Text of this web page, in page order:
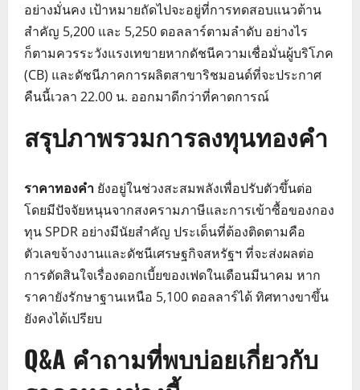
อย่างมั่นคง เป้าหมายถัดไปจะอยู่ที่การทดสอบแนวต้าน
สำคัญ 5,200 และ 5,250 ดอลลาร์ตามลำดับ อย่างไร
ก็ตามควรระวังแรงเทขายหากดัชนีความเชื่อมั่นผู้บริโภค
(CB) และดัชนีภาคการผลิตสาขาริชมอนด์ที่จะประกาศ
คืนนี้เวลา 22.00 น. ออกมาดีกว่าที่คาดการณ์
สรุปภาพรวมการลงทุนทองคำ
ราคาทองคำ ยังอยู่ในช่วงสะสมพลังเพื่อปรับตัวขึ้นต่อ
โดยมีปัจจัยหนุนจากสงครามภาษีและการเข้าซื้อของกอง
ทุน SPDR อย่างมีนัยสำคัญ ประเด็นที่ต้องติดตามคือ
ตัวเลขจ้างงานและดัชนีเศรษฐกิจสหรัฐฯ ที่จะส่งผลต่อ
การตัดสินใจเรื่องดอกเบี้ยของเฟดในเดือนมีนาคม หาก
ราคายังรักษาฐานเหนือ 5,100 ดอลลาร์ได้ ทิศทางขาขึ้น
ยังคงได้เปรียบ
Q&A คำถามที่พบบ่อยเกี่ยวกับ